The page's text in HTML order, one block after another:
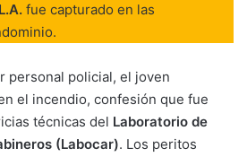
fue capturado en las
personal policial, el joven
el incendio, confesión que fue
técnicas del Laboratorio de
(Labocar). Los peritos